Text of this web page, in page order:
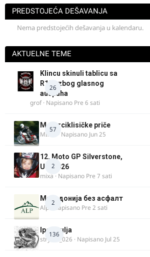
PREDSTOJEĆA DEŠAVANJA
Nema predstojećih dešavanja u kalendaru.
AKTUELNE TEME
26
Klincu skinuli tablicu sa
R125 zbog glasnog
auspuha
grof· Napisano Pre 6 sati
57
Motorciklisičke priče
MIHO · Napisano Jun 25
2
12. Moto GP Silverstone,
UK, 2026
mixa · Napisano Pre 7 sati
2
Македонија без асфалт
Alp · Napisano Pre 2 sati
136
Ipone ulja
stryker_026 · Napisano Jul 25